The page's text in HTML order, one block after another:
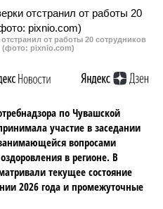
от работы 20 сотрудников
(фото: pixnio.com)
по Чувашской
участие в заседании
вопросами
в регионе. В
текущее состояние
2026 года и промежуточные